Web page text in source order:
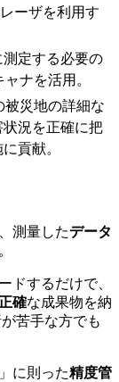
ーザを利用す
定する必要の
ナを活用。
災地の詳細な
況を正確に把
貢献。
測量したデータ
ドするだけで、
確な成果物を納
苦手な方でも
に則った精度管